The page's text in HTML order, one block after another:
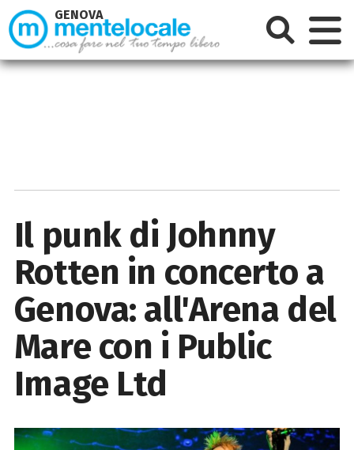
Il punk di Johnny
Rotten in concerto a
Genova: all'Arena del
Mare con i Public
Image Ltd
GENOVA